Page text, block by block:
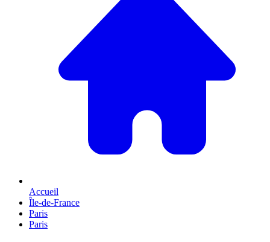
Accueil
Île-de-France
Paris
Paris